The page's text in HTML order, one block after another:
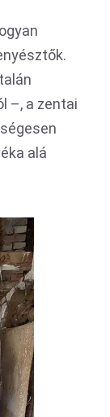
–, a zentai
alá